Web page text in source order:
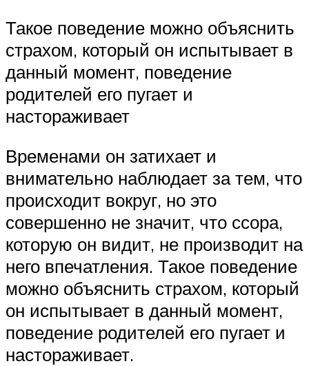
Такое поведение можно объяснить
страхом, который он испытывает в
данный момент, поведение
родителей его пугает и
настораживает
Временами он затихает и
внимательно наблюдает за тем, что
происходит вокруг, но это
совершенно не значит, что ссора,
которую он видит, не производит на
него впечатления. Такое поведение
можно объяснить страхом, который
он испытывает в данный момент,
поведение родителей его пугает и
настораживает.